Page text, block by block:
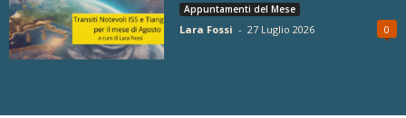
Appuntamenti del Mese
Lara Fossi - 27 Luglio 2026 0